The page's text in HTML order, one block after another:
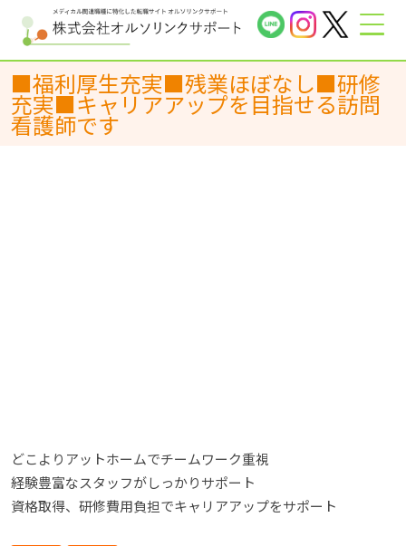
■福利厚生充実■残業ほぼなし■研修
充実■キャリアアップを目指せる訪問
看護師です
どこよりアットホームでチームワーク重視
経験豊富なスタッフがしっかりサポート
資格取得、研修費用負担でキャリアアップをサポート